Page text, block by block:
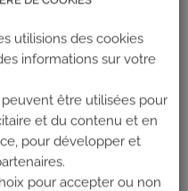
utilisions des cookies
informations sur votre
être utilisées pour
et du contenu et en
pour développer et
pour accepter ou non